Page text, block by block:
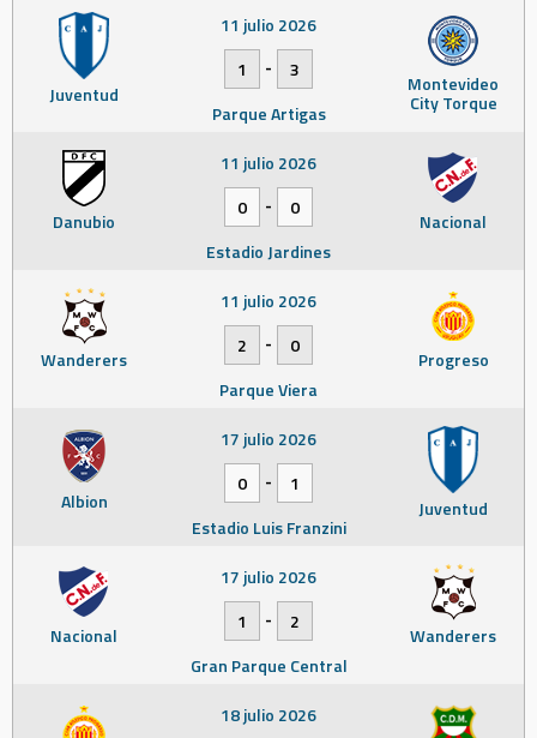
Juventud Montevideo
City Torque
11 julio 2026
1
-
3
Parque Artigas
Danubio Nacional
11 julio 2026
0
-
0
Estadio Jardines
Wanderers Progreso
11 julio 2026
2
-
0
Parque Viera
Albion Juventud
17 julio 2026
0
-
1
Estadio Luis Franzini
Nacional Wanderers
17 julio 2026
1
-
2
Gran Parque Central
18 julio 2026